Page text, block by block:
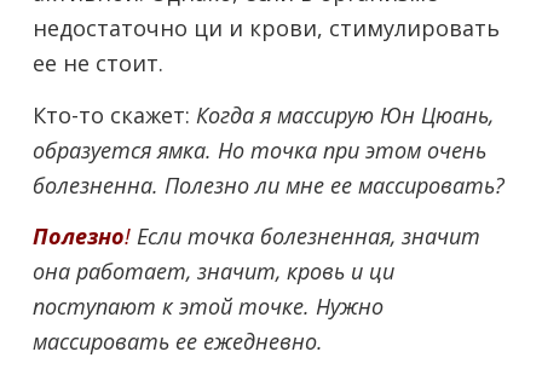
недостаточно ци и крови, стимулировать
ее не стоит.
Кто-то скажет: Когда я массирую Юн Цюань,
образуется ямка. Но точка при этом очень
болезненна. Полезно ли мне ее массировать?
Полезно! Если точка болезненная, значит
она работает, значит, кровь и ци
поступают к этой точке. Нужно
массировать ее ежедневно.